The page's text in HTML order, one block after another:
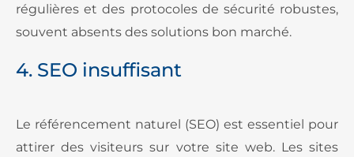
régulières et des protocoles de sécurité robustes,
souvent absents des solutions bon marché.
4. SEO insuffisant
Le référencement naturel (SEO) est essentiel pour
attirer des visiteurs sur votre site web. Les sites